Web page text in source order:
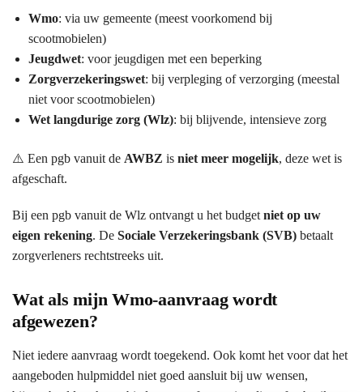
Wmo: via uw gemeente (meest voorkomend bij
scootmobielen)
Jeugdwet: voor jeugdigen met een beperking
Zorgverzekeringswet: bij verpleging of verzorging (meestal
niet voor scootmobielen)
Wet langdurige zorg (Wlz): bij blijvende, intensieve zorg
⚠️ Een pgb vanuit de AWBZ is niet meer mogelijk, deze wet is
afgeschaft.
Bij een pgb vanuit de Wlz ontvangt u het budget niet op uw
eigen rekening. De Sociale Verzekeringsbank (SVB) betaalt
zorgverleners rechtstreeks uit.
Wat als mijn Wmo-aanvraag wordt
afgewezen?
Niet iedere aanvraag wordt toegekend. Ook komt het voor dat het
aangeboden hulpmiddel niet goed aansluit bij uw wensen,